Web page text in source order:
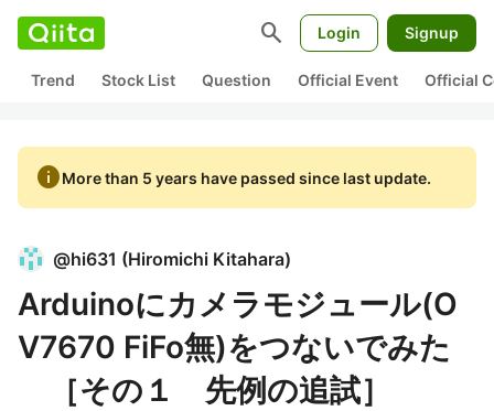
search Login Signup
Trend Stock List Question Official Event Official
infoMore than 5 years have passed since last update.
@hi631 (Hiromichi Kitahara)
Arduinoにカメラモジュール(O
V7670 FiFo無)をつないでみた
［その１ 先例の追試］